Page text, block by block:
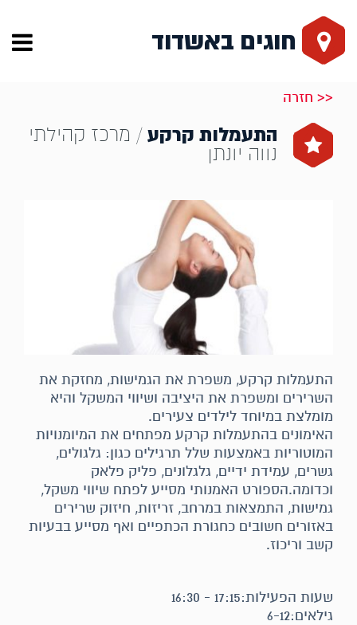
חוגים באשדוד
<< חזרה
התעמלות קרקע / מרכז קהילתי
נווה יונתן
התעמלות קרקע, משפרת את הגמישות, מחזקת את
השרירים ומשפרת את היציבה ושיווי המשקל והיא
מומלצת במיוחד לילדים צעירים.
האימונים בהתעמלות קרקע מפתחים את המיומנויות
המוטוריות באמצעות שלל תרגילים כגון: גלגולים,
גשרים, עמידת ידיים, גלגלונים, פליק פלאק
וכדומה.הספורט האמנותי מסייע לפתח שיווי משקל,
גמישות, התמצאות במרחב, זריזות, חיזוק שרירים
באזורים חשובים כחגורת הכתפיים ואף מסייע בבעיות
קשב וריכוז.
שעות הפעילות:17:15 - 16:30
גילאים:6-12